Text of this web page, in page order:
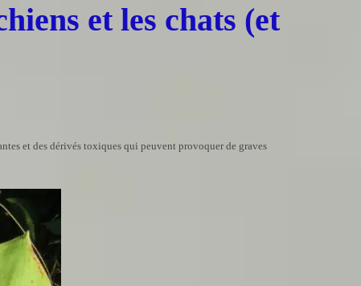
et les chats (et
et des dérivés toxiques qui peuvent provoquer de graves